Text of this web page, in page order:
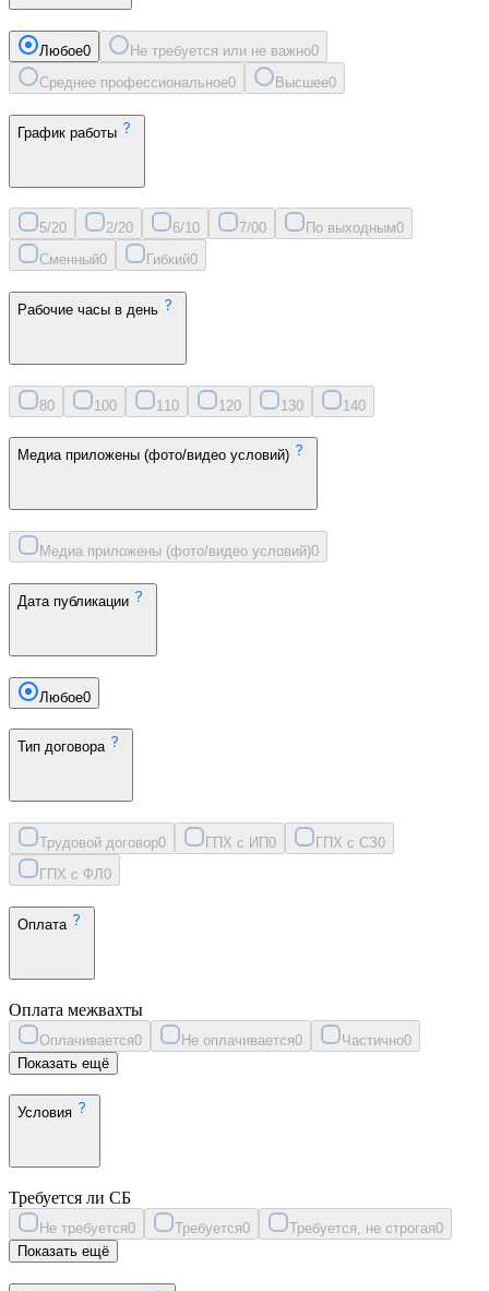
Любое0 Не требуется или не важно0
Среднее профессиональное0 Высшее0
График работы
5/20 2/20 6/10 7/00 По выходным0
Сменный0 Гибкий0
Рабочие часы в день
80 100 11 0 120 130 140
Медиа приложены (фото/видео условий)
Медиа приложены (фото/видео условий)0
Дата публикации
Любое0
Тип договора
Трудовой договор0 ГПХ с ИП0 ГПХ с СЗ0
ГПХ с ФЛ 0
Оплата
Оплата межвахты
Оплачивается0 Не оплачивается0 Частично0
Показать ещё
Условия
Требуется ли СБ
Не требуется0 Требуется0 Требуется, не строгая0
Показать ещё